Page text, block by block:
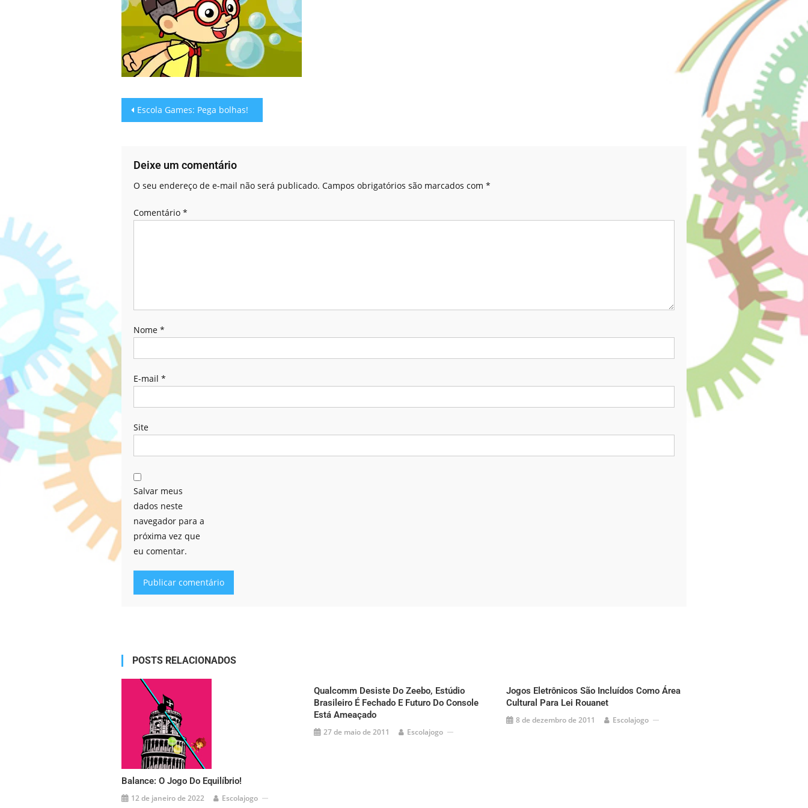
Escola Games: Pega bolhas!
Deixe um comentário
O seu endereço de e-mail não será publicado. Campos obrigatórios são marcados com *
Comentário *
Nome *
E-mail *
Site
Salvar meus
dados neste
navegador para a
próxima vez que
eu comentar.
POSTS RELACIONADOS
Balance: O Jogo Do Equilíbrio!
12 de janeiro de 2022 Escolajogo
Qualcomm Desiste Do Zeebo, Estúdio
Brasileiro É Fechado E Futuro Do Console
Está Ameaçado
27 de maio de 2011 Escolajogo
Jogos Eletrônicos São Incluídos Como Área
Cultural Para Lei Rouanet
8 de dezembro de 2011 Escolajogo